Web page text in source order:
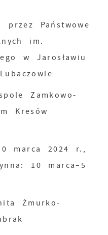
przez Państwowe
im.
w Jarosławiu
Zamkowo-
Kresów
marca 2024 r.,
10 marca–5
Żmurko-